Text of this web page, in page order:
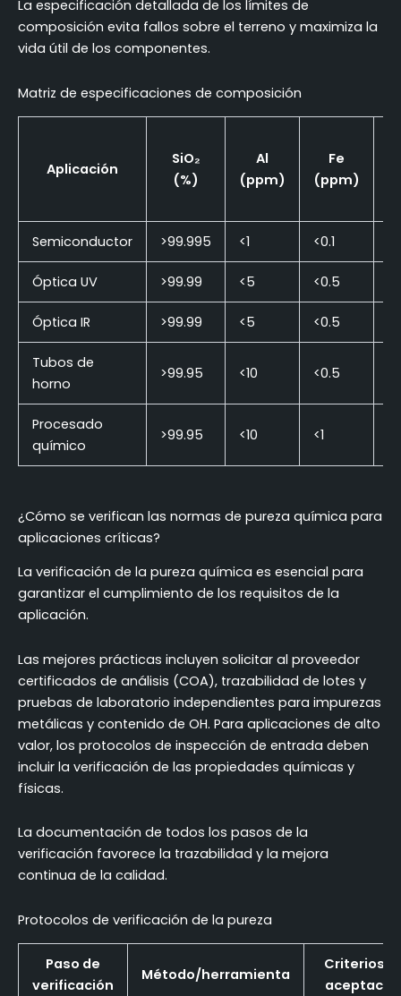
La especificación detallada de los límites de
composición evita fallos sobre el terreno y maximiza la
vida útil de los componentes.
Matriz de especificaciones de composición
Aplicación
SiO₂
(%)
Al
(ppm)
Fe
(ppm)
Semiconductor >99.995 <1 <0.1
Óptica UV >99.99 <5 <0.5
Óptica IR >99.99 <5 <0.5
Tubos de
horno
>99.95 <10 <0.5
Procesado
químico
>99.95 <10 <1
¿Cómo se verifican las normas de pureza química para
aplicaciones críticas?
La verificación de la pureza química es esencial para
garantizar el cumplimiento de los requisitos de la
aplicación.
Las mejores prácticas incluyen solicitar al proveedor
certificados de análisis (COA), trazabilidad de lotes y
pruebas de laboratorio independientes para impurezas
metálicas y contenido de OH. Para aplicaciones de alto
valor, los protocolos de inspección de entrada deben
incluir la verificación de las propiedades químicas y
físicas.
La documentación de todos los pasos de la
verificación favorece la trazabilidad y la mejora
continua de la calidad.
Protocolos de verificación de la pureza
Paso de
verificación
Método/herramienta
Criterios